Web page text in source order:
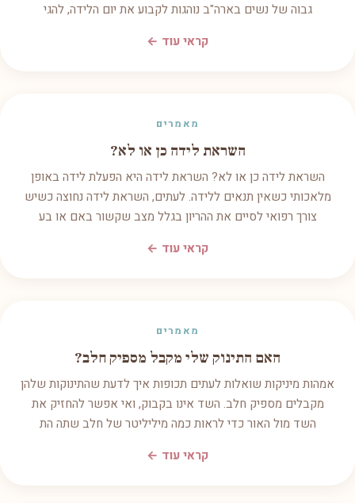
גבוה של נשים בארה"ב נוהגות לקבוע את יום הלידה, להגי
קראי עוד ←
מאמרים
השראת לידה כן או לא?
השראת לידה כן או לא? השראת לידה היא הפעלת לידה באופן
מלאכותי כשאין תנאים ללידה. לעתים, השראת לידה נחוצה כשיש
צורך רפואי לסיים את ההריון בגלל מצב שקשור באם או בע
קראי עוד ←
מאמרים
האם התינוק שלי מקבל מספיק חלב?
אמהות מיניקות שואלות לעתים תכופות איך לדעת שהתינוקות שלהן
מקבלים מספיק חלב. השד אינו בקבוק, ואי אפשר להחזיק את
השד מול האור כדי לראות כמה מיליליטר של חלב שתה הת
קראי עוד ←